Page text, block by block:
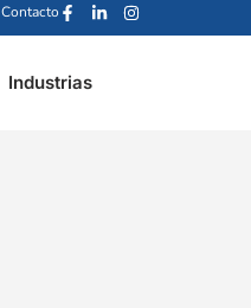
Contacto
Industrias